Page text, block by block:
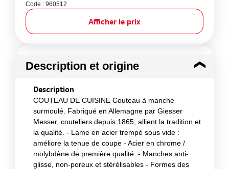
Code : 960512
Afficher le prix
Description et origine
Description
COUTEAU DE CUISINE Couteau à manche
surmoulé. Fabriqué en Allemagne par Giesser
Messer, couteliers depuis 1865, allient la tradition et
la qualité. - Lame en acier trempé sous vide :
améliore la tenue de coupe - Acier en chrome /
molybdène de première qualité. - Manches anti-
glisse, non-poreux et stérélisables - Formes des